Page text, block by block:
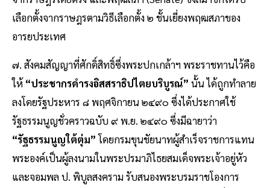
เลือกตั้งจากราษฎรตามวิธีเลือกตั้ง ๒ ชั้นเยี่ยงพฤฒสภาของ
อารยประเทศ
๗. สังคมสัญญาที่ศักดิ์สิทธิ์ซึ่งพระปกเกล้าฯ พระราชทานไว้คือ
ให้ “ประชากรดํารงอิสสราธิปไตยบริบูรณ์” นั้น ได้ถูกทําลาย
ลงโดยรัฐประหาร ๘ พฤศจิกายน ๒๔๙๐ ซึ่งได้ประกาศใช้
รัฐธรรมนูญชั่วคราวฉบับ ๙ พ.ย. ๒๔๙๐ ซึ่งมีฉายาว่า
“รัฐธรรมนูญใต้ตุ่ม”โดยกรมขุนชัยนาทผู้สําเร็จราชการแทน
พระองค์เป็นผู้ลงนามในพระปรมาภิไธยสมเด็จพระเจ้าอยู่หัว
และจอมพล ป. พิบูลสงคราม รับสนองพระบรมราชโองการ